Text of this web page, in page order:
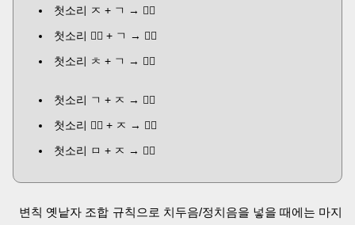
첫소리 ㅈ + ㄱ → ᅎᅠ
첫소리 ᅎᅠ + ㄱ → ᅏᅠ
첫소리 ㅊ + ㄱ → ᅔᅠ
첫소리 ㄱ + ㅈ → ᅐᅠ
첫소리 ᅐᅠ + ㅈ → ᅑᅠ
첫소리 ㅁ + ㅈ → ᅕᅠ
변칙 옛낱자 조합 규칙으로 치두음/정치음을 넣을 때에는 마지